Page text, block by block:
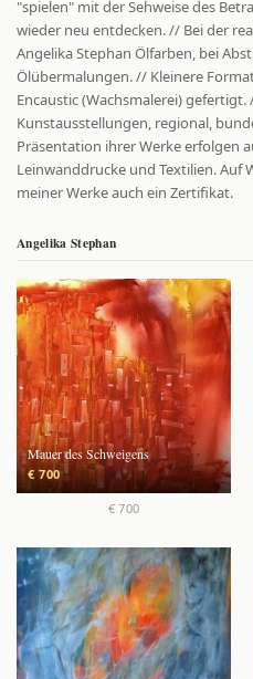
"spielen" mit der Sehweise des
wieder neu entdecken. // Bei der
Angelika Stephan Ölfarben, bei
Ölübermalungen. // Kleinere
Encaustic (Wachsmalerei)
Kunstausstellungen, regional,
Präsentation ihrer Werke erfolgen
Leinwanddrucke und Textilien. Auf
meiner Werke auch ein Zertifikat.
Angelika Stephan
Mauer des Schweigens
€ 700
€ 700